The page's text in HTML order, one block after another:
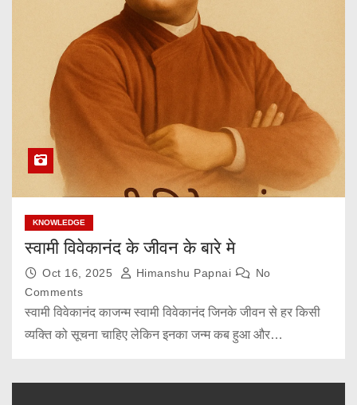
KNOWLEDGE
स्वामी विवेकानंद के जीवन के बारे मे
Oct 16, 2025 Himanshu Papnai
No
Comments
स्वामी विवेकानंद काजन्म स्वामी विवेकानंद जिनके जीवन से हर किसी
व्यक्ति को सूचना चाहिए लेकिन इनका जन्म कब हुआ और…